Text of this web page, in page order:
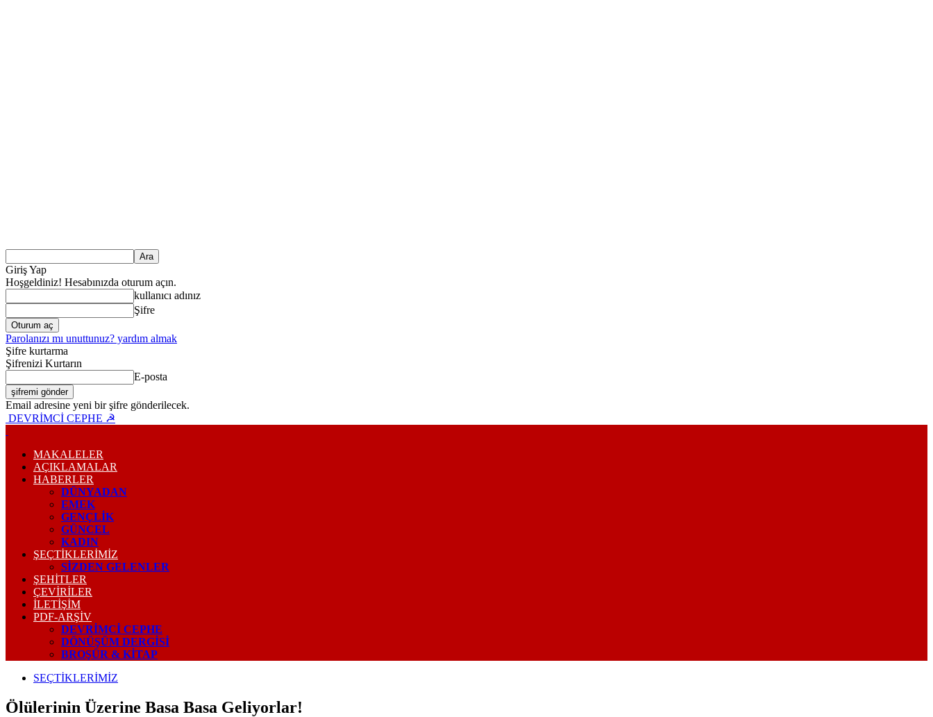
Giriş Yap
Hoşgeldiniz! Hesabınızda oturum açın.
kullanıcı adınız
Şifre
Parolanızı mı unuttunuz? yardım almak
Şifre kurtarma
Şifrenizi Kurtarın
E-posta
Email adresine yeni bir şifre gönderilecek.
DEVRİMCİ CEPHE ☭
MAKALELER
AÇIKLAMALAR
HABERLER
DÜNYADAN
EMEK
GENÇLİK
GÜNCEL
KADIN
ŞEÇTİKLERİMİZ
SİZDEN GELENLER
ŞEHİTLER
ÇEVİRİLER
İLETİŞİM
PDF-ARŞIV
DEVRIMCI CEPHE
DÖNÜŞÜM DERGISI
BROŞÜR & KİTAP
SEÇTİKLERİMİZ
Ölülerinin Üzerine Basa Basa Geliyorlar!